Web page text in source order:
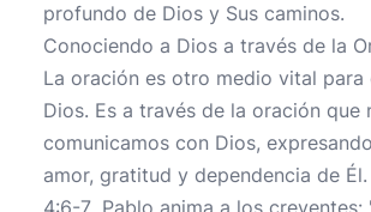
profundo de Dios y Sus caminos.
Conociendo a Dios a través de la
La oración es otro medio vital para
Dios. Es a través de la oración que
comunicamos con Dios,
amor, gratitud y dependencia de Él.
4:6-7 , Pablo anima a los creyentes: